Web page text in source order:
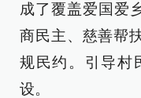
成了覆盖爱国爱
商民主、慈善帮
规民约。引导村
设。